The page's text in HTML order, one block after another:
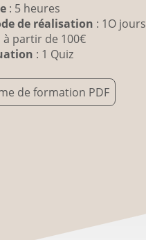
: 5 heures
de réalisation : 1O jours
à partir de 100€
: 1 Quiz
de formation PDF